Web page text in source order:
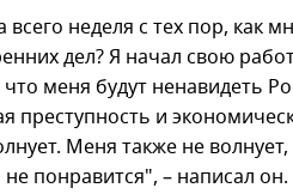
неделя с тех пор, как
дел? Я начал свою
меня будут ненавидеть
преступность и
Меня также не
понравится", – написал он.